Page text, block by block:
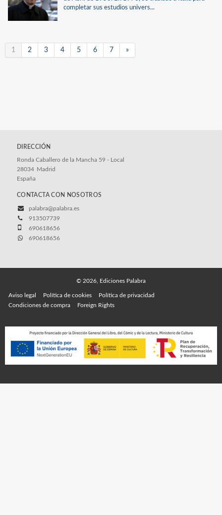
completar sus estudios univers...
1 2 3 4 5 6 7 »
DIRECCIÓN
Ronda Caballero de la Mancha 59 - Local
28034 Madrid
España
CONTACTA CON NOSOTROS
palabra@palabra.es
913507739
690618656
690618656
© 2026, Ediciones Palabra
Aviso legal Política de cookies
Política de privacidad
Condiciones de compra
Foreign Rights